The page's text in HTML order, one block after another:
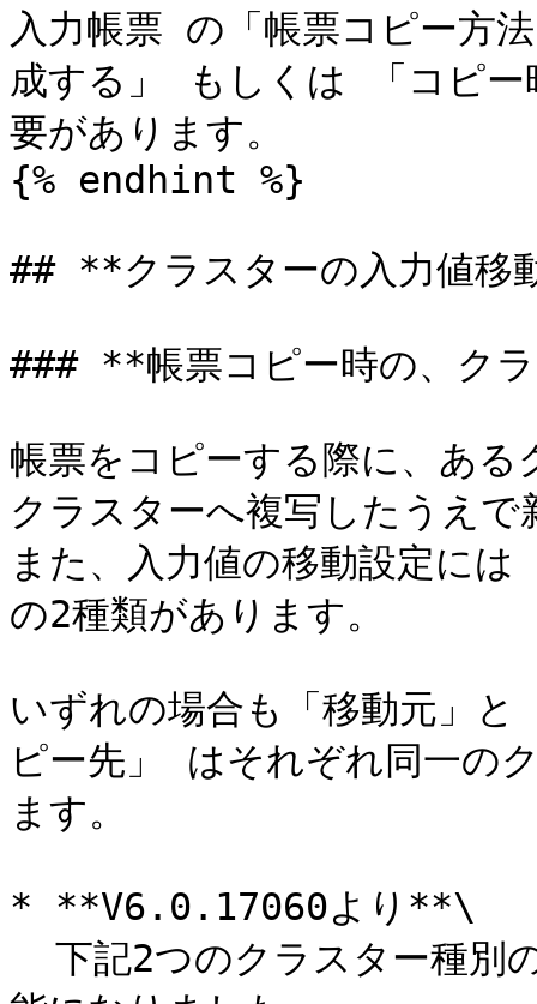
入力帳票 の「帳票コピー方
成する」 もしくは 「コピー
要があります。
{% endhint %}
## **クラスターの入力値移
### **帳票コピー時の、ク
帳票をコピーする際に、あ
クラスターへ複写したうえ
また、入力値の移動設定に
の2種類があります。
いずれの場合も「移動元」
ピー先」 はそれぞれ同一の
ます。
* **V6.0.17060より**\